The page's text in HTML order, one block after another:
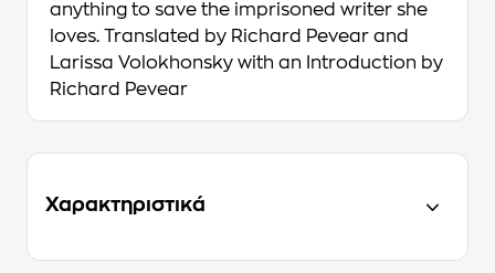
anything to save the imprisoned writer she
loves. Translated by Richard Pevear and
Larissa Volokhonsky with an Introduction by
Richard Pevear
Χαρακτηριστικά